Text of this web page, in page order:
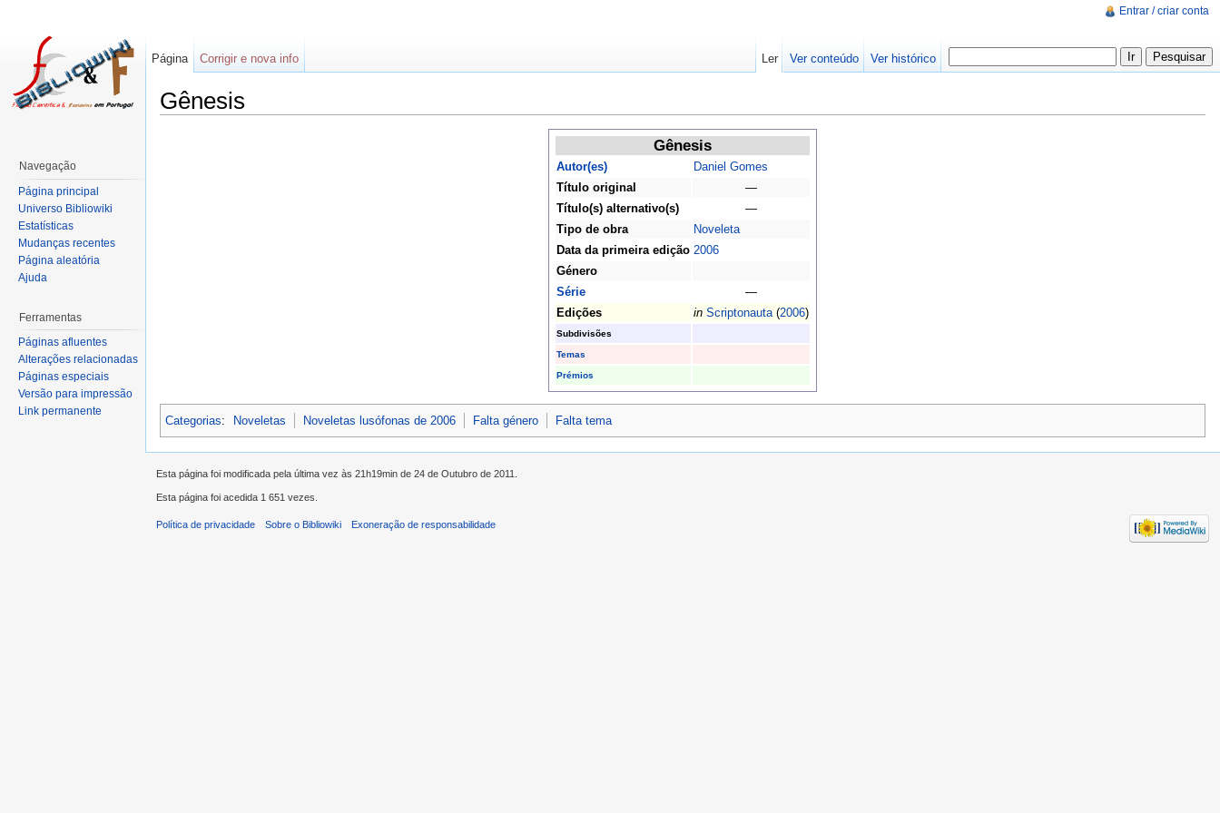
Gênesis
Gênesis
Autor(es)
Daniel Gomes
Título original
—
Título(s) alternativo(s)
—
Tipo de obra
Noveleta
Data da primeira edição 2006
Género
Série
—
Edições
in Scriptonauta(2006)
Subdivisões
Temas
Prémios
Categorias: Noveletas Noveletas lusófonas de 2006 Falta género Falta tema
Entrar / criar conta
Página Corrigir e nova info Ler Ver conteúdo Ver histórico
Navegação
Página principal
Universo Bibliowiki
Estatísticas
Mudanças recentes
Página aleatória
Ajuda
Ferramentas
Páginas afluentes
Alterações relacionadas
Páginas especiais
Versão para impressão
Link permanente
Esta página foi modificada pela última vez às 21h19min de 24 de Outubro de 2011.
Esta página foi acedida 1 651 vezes.
Política de privacidade Sobre o Bibliowiki Exoneração de responsabilidade